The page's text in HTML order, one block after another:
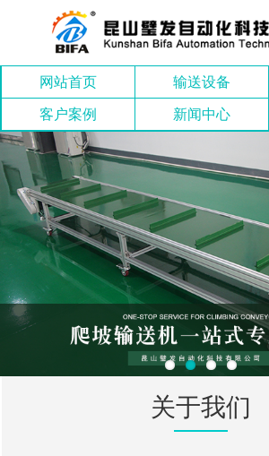
网站首页 输送设备
客户案例 新闻中心
关于我们